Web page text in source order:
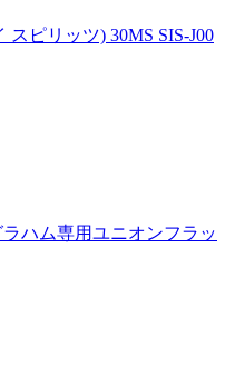
ピリッツ) 30MS SIS-J00
ハム専用ユニオンフラッ